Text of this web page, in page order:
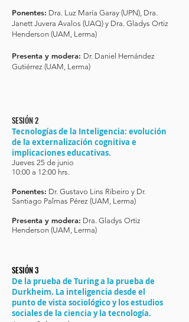
Ponentes: Dra. Luz María Garay (UPN), Dra.
Janett Juvera Avalos (UAQ) y Dra. Gladys Ortiz
Henderson (UAM, Lerma)
Presenta y modera: Dr. Daniel Hernández
Gutiérrez (UAM, Lerma)
SESIÓN 2
Tecnologías de la Inteligencia: evolución
de la externalización cognitiva e
implicaciones educativas.
Jueves 25 de junio
10:00 a 12:00 hrs.
Ponentes: Dr. Gustavo Lins Ribeiro y Dr.
Santiago Palmas Pérez (UAM, Lerma)
Presenta y modera: Dra. Gladys Ortiz
Henderson (UAM, Lerma)
SESIÓN 3
De la prueba de Turing a la prueba de
Durkheim. La inteligencia desde el
punto de vista sociológico y los estudios
sociales de la ciencia y la tecnología.